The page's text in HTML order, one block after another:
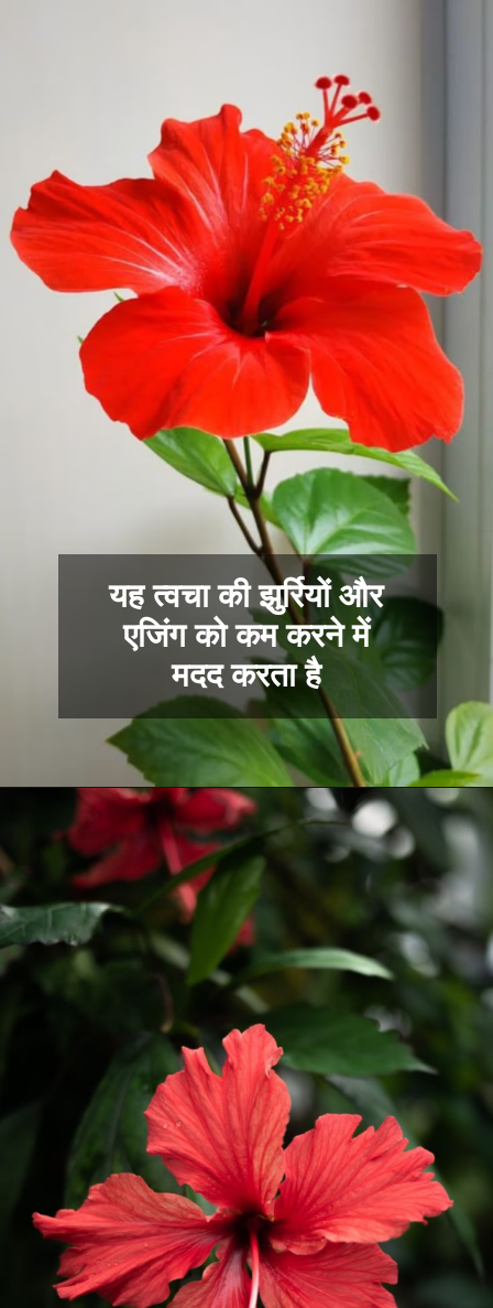
यह त्वचा की झुर्रियों और
एजिंग को कम करने में
मदद करता है